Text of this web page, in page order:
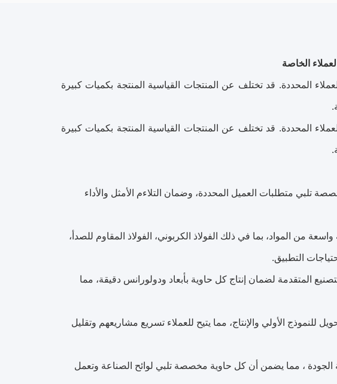
الخاصة
المحددة. قد تختلف عن المنتجات القياسية المنتجة بكميات كبيرة
المحددة. قد تختلف عن المنتجات القياسية المنتجة بكميات كبيرة
متطلبات العميل المحددة، وضمان التلاءم الأمثل والأداء
من المواد، بما في ذلك الفولاذ الكربوني، الفولاذ المقاوم للصدأ،
التطبيق.
المتقدمة لضمان إنتاج كل حاوية بأبعاد ودولورانس دقيقة، مما
للنموذج الأولي والإنتاج، مما يتيح للعملاء تسريع مشاريعهم وتقليل
الجودة ، مما يضمن أن كل حاوية مخصصة تلبي لوائح الصناعة وتعمل